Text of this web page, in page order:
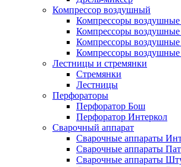
Компрессор воздушный
Компрессоры воздушные
Компрессоры
Компрессоры
Компрессоры
Лестницы и стремянки
Стремянки
Лестницы
Перфораторы
Перфоратор Бош
Перфоратор Интеркол
Сварочный аппарат
Сварочные аппараты
Сварочные аппараты
Сварочные аппараты